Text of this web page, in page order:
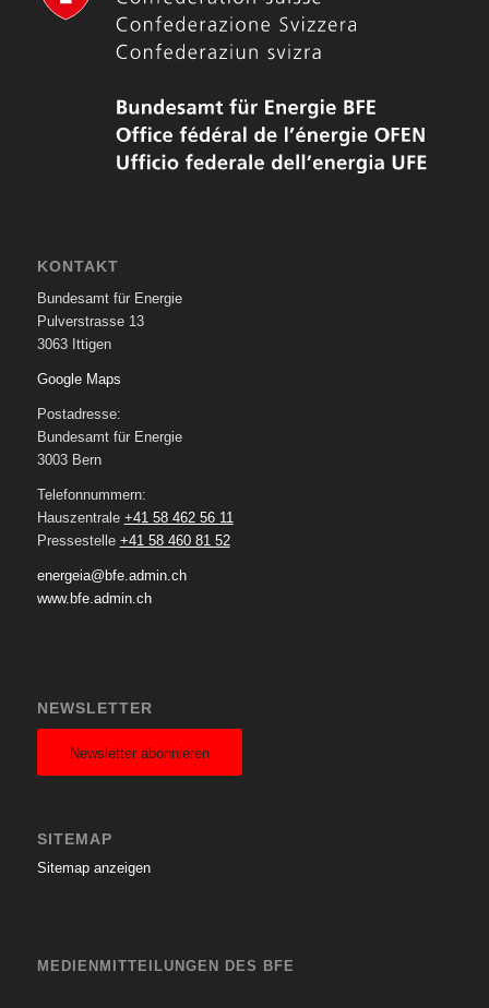
KONTAKT
Bundesamt für Energie
Pulverstrasse 13
3063 Ittigen
Google Maps
Postadresse:
Bundesamt für Energie
3003 Bern
Telefonnummern:
Hauszentrale +41 58 462 56 11
Pressestelle +41 58 460 81 52
energeia@bfe.admin.ch
www.bfe.admin.ch
NEWSLETTER
Newsletter abonnieren
SITEMAP
Sitemap anzeigen
MEDIENMITTEILUNGEN DES BFE